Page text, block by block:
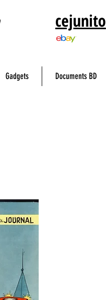
cejunito
Gadgets Documents BD